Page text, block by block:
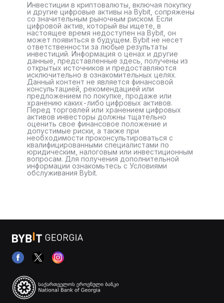
Инвестиции в криптовалюты, включая покупку
и другие цифровые активы на Bybit, сопряжены
со значительным рыночным риском. Если
цифровой актив, который вы ищете, в
настоящее время недоступен на Bybit, он
может появиться в будущем. Bybit не несет
ответственности за любые результаты
инвестиций. Информация о ценах и другие
данные, представленные здесь, получены из
открытых источников и предоставляются
исключительно в ознакомительных целях.
Данный контент не является финансовой
консультацией, рекомендацией или
предложением по покупке, продаже или
хранению каких-либо цифровых активов.
Перед торговлей или хранением цифровых
активов инвесторы должны тщательно
оценить свое финансовое положение и
допустимые риски, а также при
необходимости проконсультироваться с
квалифицированными специалистами по
юридическим, налоговым или инвестиционным
вопросам. Для получения дополнительной
информации ознакомьтесь с Условиями
обслуживания Bybit.